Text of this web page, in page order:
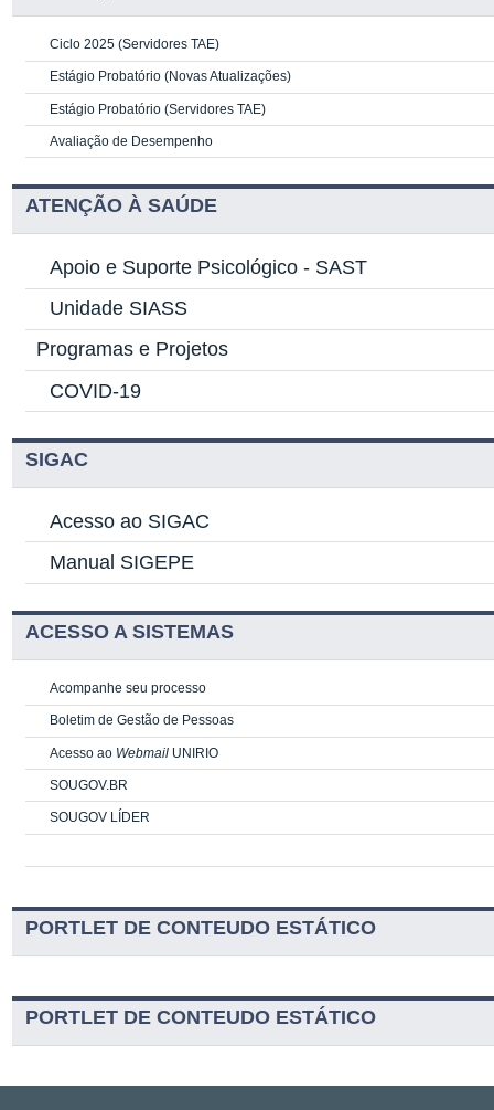
Ciclo 2025 (Servidores TAE)
Estágio Probatório (Novas Atualizações)
Estágio Probatório (Servidores TAE)
Avaliação de Desempenho
ATENÇÃO À SAÚDE
Apoio e Suporte Psicológico - SAST
Unidade SIASS
Programas e Projetos
COVID-19
SIGAC
Acesso ao SIGAC
Manual SIGEPE
ACESSO A SISTEMAS
Acompanhe seu processo
Boletim de Gestão de Pessoas
Acesso ao Webmail UNIRIO
SOUGOV.BR
SOUGOV LÍDER
PORTLET DE CONTEUDO ESTÁTICO
PORTLET DE CONTEUDO ESTÁTICO